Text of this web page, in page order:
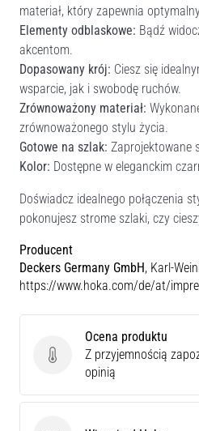
materiał, który zapewnia
Elementy odblaskowe: Bądź
akcentom.
Dopasowany krój: Ciesz się
wsparcie, jak i swobodę ruchów.
Zrównoważony materiał:
zrównoważonego stylu życia.
Gotowe na szlak: Zaprojektowane
Kolor: Dostępne w eleganckim
Doświadcz idealnego połączenia
pokonujesz strome szlaki, czy
Producent
Deckers Germany GmbH, Karl-
https://www.hoka.com/de/at/
Ocena produktu
Ocena produktu
Z przyjemnością
opinią